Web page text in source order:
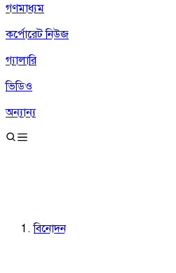
গণমাধ্যম
কর্পোরেট নিউজ
গ্যালারি
ভিডিও
অন্যান্য
বিনোদন